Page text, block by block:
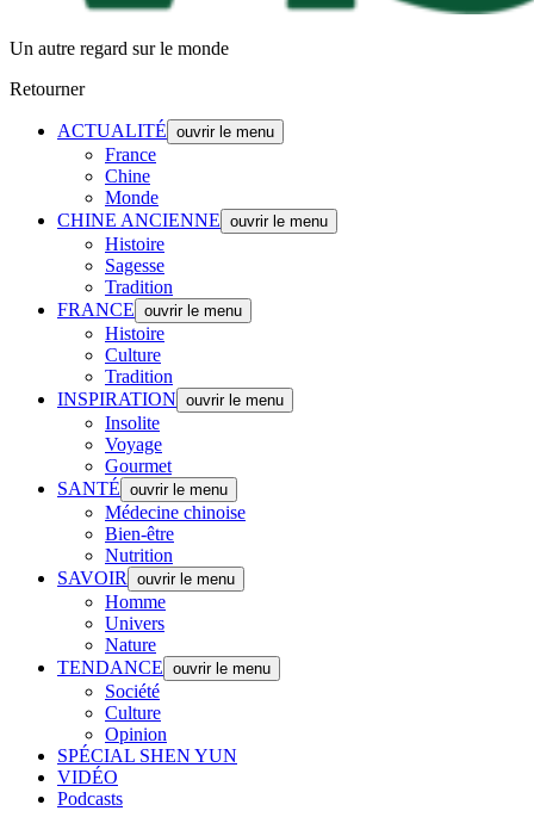
Un autre regard sur le monde
Retourner
ACTUALITÉ ouvrir le menu
France
Chine
Monde
CHINE ANCIENNE ouvrir le menu
Histoire
Sagesse
Tradition
FRANCE ouvrir le menu
Histoire
Culture
Tradition
INSPIRATION ouvrir le menu
Insolite
Voyage
Gourmet
SANTÉ ouvrir le menu
Médecine chinoise
Bien-être
Nutrition
SAVOIR
ouvrir le menu
Homme
Univers
Nature
TENDANCE ouvrir le menu
Société
Culture
Opinion
SPÉCIAL SHEN YUN
VIDÉO
Podcasts